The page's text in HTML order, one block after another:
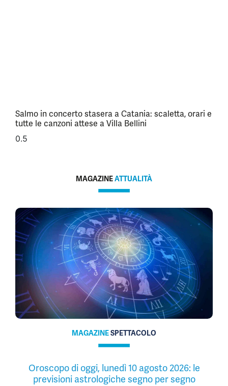
Salmo in concerto stasera a Catania: scaletta, orari e
tutte le canzoni attese a Villa Bellini
MAGAZINEATTUALITÀ
MAGAZINESPETTACOLO
Oroscopo di oggi, lunedì 10 agosto 2026: le
previsioni astrologiche segno per segno